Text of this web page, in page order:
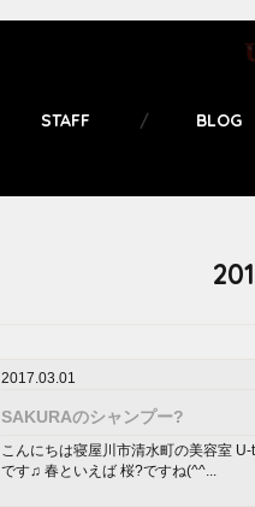
STAFF BLOG
2017.03.01
SAKURAのシャンプー?
こんにちは寝屋川市清水町の美容室
です♫ 春といえば 桜?ですね(^^...